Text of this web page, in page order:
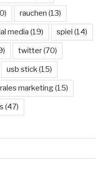
rauchen (13)
media (19) spiel (14)
twitter(70)
usb stick(15)
marketing(15)
(47)